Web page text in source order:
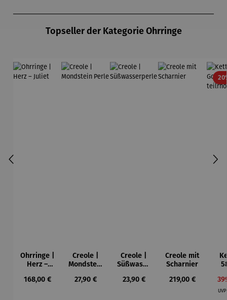
Topseller der Kategorie Ohrringe
Ohrringe |
Herz –
Regulärer Preis:
168,00 €
Creole |
Mondstein
Regulärer Preis:
27,90 €
Creole |
Süßwasse
Regulärer Preis:
23,90 €
Creole mit
Scharnier
Regulärer Preis:
219,00 €